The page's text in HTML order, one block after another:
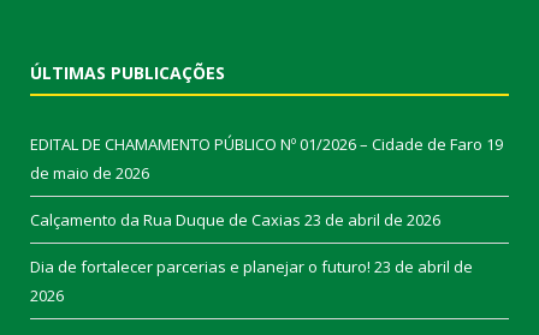
ÚLTIMAS PUBLICAÇÕES
EDITAL DE CHAMAMENTO PÚBLICO Nº 01/2026 – Cidade de Faro 19
de maio de 2026
Calçamento da Rua Duque de Caxias 23 de abril de 2026
Dia de fortalecer parcerias e planejar o futuro! 23 de abril de
2026